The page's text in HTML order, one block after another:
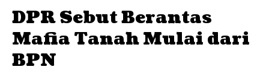
DPR Sebut Berantas
Mafia Tanah Mulai dari
BPN